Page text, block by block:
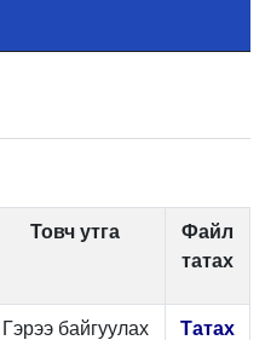
Товч утга
Файл
татах
Гэрээ байгуулах
Татах